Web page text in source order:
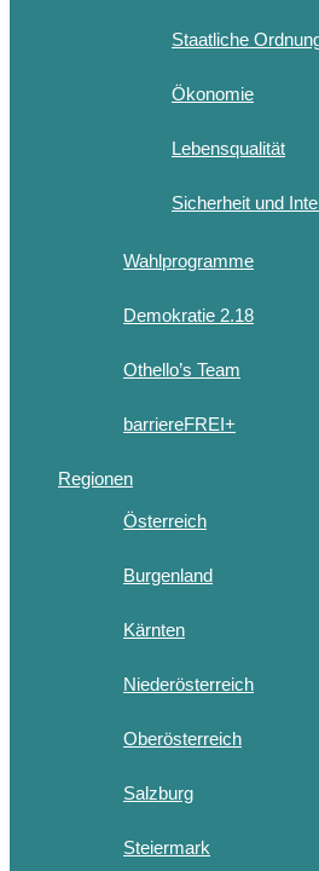
Staatliche
Ökonomie
Lebensqualität
Sicherheit und
Wahlprogramme
Demokratie 2.18
Othello’s Team
barriereFREI+
Regionen
Österreich
Burgenland
Kärnten
Niederösterreich
Oberösterreich
Salzburg
Steiermark